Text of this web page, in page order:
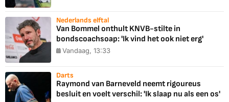
Nederlands elftal
Van Bommel onthult KNVB-stilte in
bondscoachsoap: 'Ik vind het ook niet erg'
Vandaag, 13:33
Darts
Raymond van Barneveld neemt rigoureus
besluit en voelt verschil: 'Ik slaap nu als een os'